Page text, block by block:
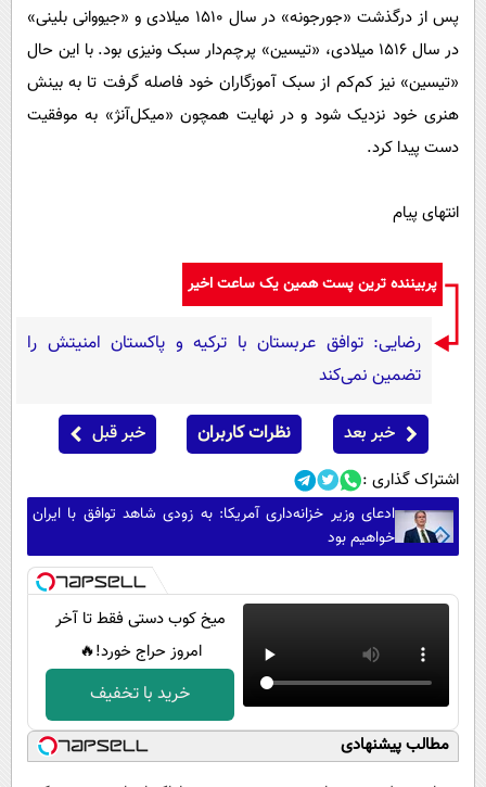
پس از درگذشت «جورجونه» در سال ۱۵۱۰ میلادی و «جیووانی بلینی»‌
در سال ۱۵۱۶ میلادی، «تیسین»‌ پرچم‌دار سبک ونیزی بود. با این حال
«تیسین»‌ نیز کم‌کم از سبک آموزگاران خود فاصله گرفت تا به بینش
هنری خود نزدیک شود و در نهایت همچون «میکل‌آنژ» به موفقیت
دست ‌پیدا کرد.
انتهای پیام
پربیننده ترین پست همین یک ساعت اخیر
رضایی: توافق عربستان با ترکیه و پاکستان امنیتش را
تضمین نمی‌کند
خبر بعد نظرات کاربران خبر قبل
اشتراک گذاری :
ادعای وزیر خزانه‌داری آمریکا: به زودی شاهد توافق با ایران
خواهیم بود
میخ کوب دستی فقط تا آخر
امروز حراج خورد!🔥
خرید با تخفیف
مطالب پیشنهادی